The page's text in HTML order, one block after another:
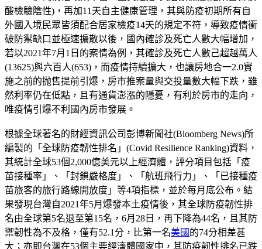
酸檢驗陰性)，再加11天自主健康管理，其與防疫初期所有自
外國入境民眾皆須配合居家檢疫14天的規定不符，導致疫情衝
破防禦缺口並極速擴散以後，國內確診及死亡人數大幅增加，
若以2021年7月1日的案情為例，其確診及死亡人數己超越萬人
(13625)與六百人(653)，而疫情持續擴大，也讓房地合一2.0實
施之前的抛售提前引爆，房市推案量與交投量數大幅下跌，雖
然利率仍在低點，且有通貨澎漲的隱憂，有利於房市的走向，
唯疫情引爆不利國內房市發展。
根據全球著名的財經資訊公司彭博新聞社(Bloomberg News)所
編製的「全球防疫韌性排名」(Covid Resilience Ranking)資料，
其統計全球53個2,000億美元以上經濟體，評分項目包括「疫
苗接種率」、「封鎖嚴格度」、「航班飛行力」、「已接種疫
苗旅客的旅行路線開放度」等4項指標，並於每月底公布。結
果發現台灣自2021年5月爆發本土疫情後，其全球防疫韌性排
名由全球第5名退至第15名，6月28日，再下降為44名，且其防
禦韌性為不及格，僅有52.1分，比第一名美國 的74分相差甚
大；亦即台灣在53個主要經濟體國家中，其防疫韌性排名已跌